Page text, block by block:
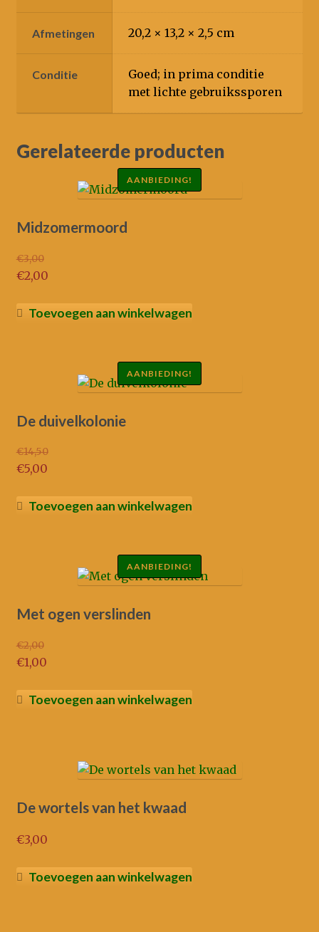
Afmetingen 20,2 × 13,2 × 2,5 cm
Conditie
Goed; in prima conditie
met lichte gebruikssporen
Gerelateerde producten
Midzomermoord
AANBIEDING!
€3,00
Oorspronkelijke
was:
€2,00
prijsToevoegen aan winkelwagen
De duivelkolonie
AANBIEDING!
€14,50
Oorspronkelijke
was:
€5,00
prijsToevoegen aan winkelwagen
Met ogen verslinden
AANBIEDING!
€2,00
Oorspronkelijke
was:
€1,00
prijsToevoegen aan winkelwagen
De wortels van het kwaad
€3,00
Toevoegen aan winkelwagen